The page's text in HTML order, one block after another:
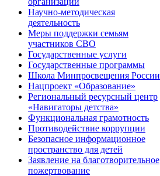
Научно-методическая
деятельность
Меры поддержки семьям
участников СВО
Государственные услуги
Государственные программы
Школа Минпросвещения России
Нацпроект «Образование»
Региональный ресурсный центр
«Навигаторы детства»
Функциональная грамотность
Противодействие коррупции
Безопасное информационное
пространство для детей
Заявление на благотворительное
пожертвование